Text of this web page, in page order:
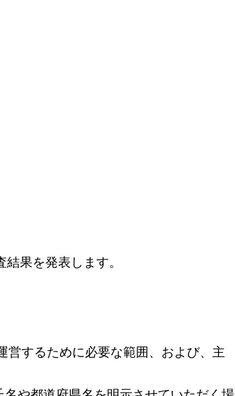
結果を発表します。
するために必要な範囲、および、主